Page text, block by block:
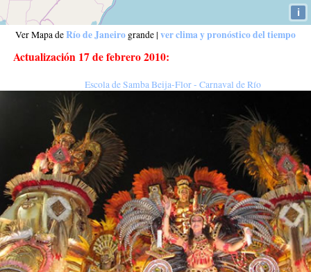
Actualización 17 de febrero 2010:
Escola de Samba Beija-Flor - Carnaval de Río
i
Ver Mapa deRío de Janeiro grande | ver clima y pronóstico del tiempo